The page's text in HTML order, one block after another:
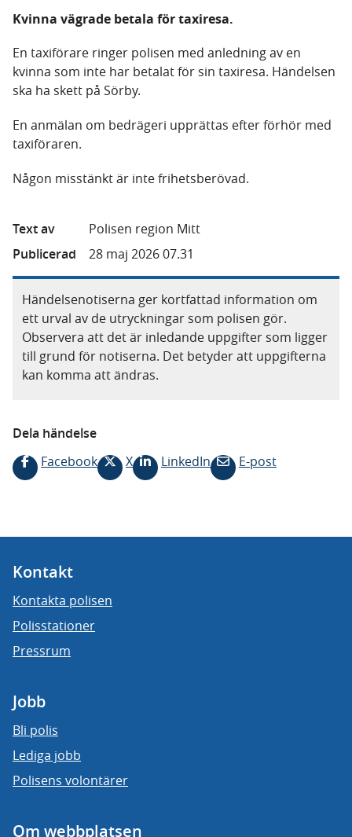
Kvinna vägrade betala för taxiresa.
En taxiförare ringer polisen med anledning av en
kvinna som inte har betalat för sin taxiresa. Händelsen
ska ha skett på Sörby.
En anmälan om bedrägeri upprättas efter förhör med
taxiföraren.
Någon misstänkt är inte frihetsberövad.
Text av
Polisen region Mitt
Publicerad
28 maj 2026 07.31
Händelsenotiserna ger kortfattad information om
ett urval av de utryckningar som polisen gör.
Observera att det är inledande uppgifter som ligger
till grund för notiserna. Det betyder att uppgifterna
kan komma att ändras.
Dela händelse
Facebook
X LinkedIn E-post
Kontakt
Kontakta polisen
Polisstationer
Pressrum
Jobb
Bli polis
Lediga jobb
Polisens volontärer
Om webbplatsen